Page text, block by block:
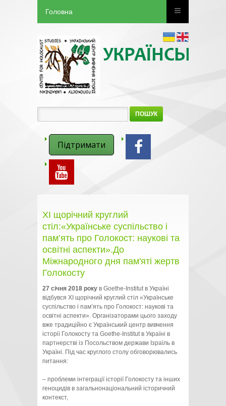
Головна
ПОШУК
Підтримати
ХІ щорічний круглий
стіл:«Українське суспільство і
пам’ять про Голокост: наукові та
освітні аспекти».До
Міжнародного дня пам'яті жертв
Голокосту
27 січня 2018 року в Goethe-Institut в Україні
відбувся ХІ щорічний круглий стіл «Українське
суспільство і пам’ять про Голокост: наукові та
освітні аспекти». Організаторами цього заходу
вже традиційно є Український центр вивчення
історії Голокосту та Goethe-Institut в Україні в
партнерстві із Посольством держави Ізраїль в
Україні. Під час круглого столу обговорювались
питання:
– проблеми інтеграції історії Голокосту та інших
геноцидів в загальнонаціональний історичний
контекст,